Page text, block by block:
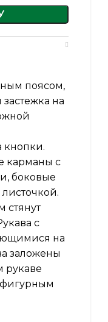
поясом,
на
кнопки.
карманы с
боковые
стянут
с
на
заложены
рукаве